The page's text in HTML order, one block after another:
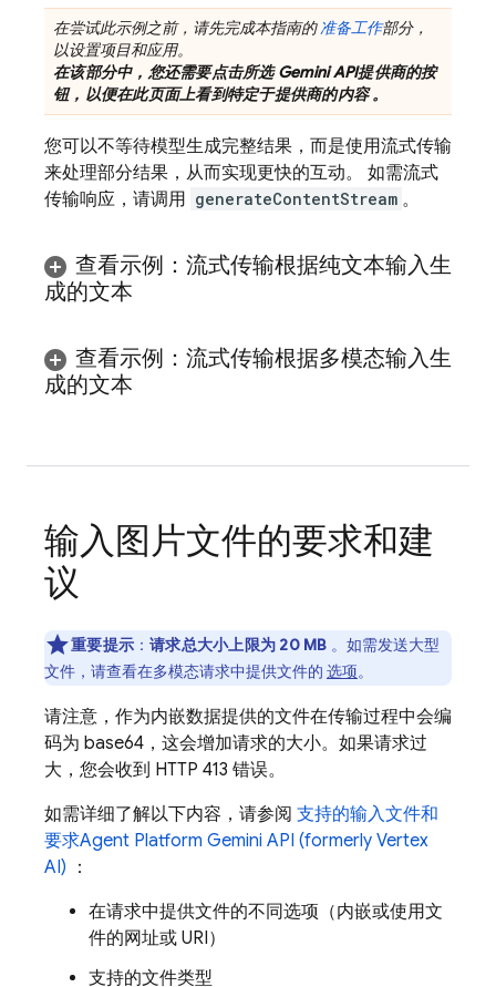
在尝试此示例之前，请先完成本指南的准备工作部分，
以设置项目和应用。
在该部分中，您还需要点击所选Gemini API提供商的按
钮，以便在此页面上看到特定于提供商的内容 。
您可以不等待模型生成完整结果，而是使用流式传输
来处理部分结果，从而实现更快的互动。 如需流式
传输响应，请调用 generateContentStream 。
查看示例：流式传输根据纯文本输入生
成的文本
查看示例：流式传输根据多模态输入生
成的文本
输入图片文件的要求和建
议
重要提示 ： 请求总大小上限为 20 MB 。如需发送大型
文件，请查看在多模态请求中提供文件的 选项。
请注意，作为内嵌数据提供的文件在传输过程中会编
码为 base64，这会增加请求的大小。如果请求过
大，您会收到 HTTP 413 错误。
如需详细了解以下内容，请参阅 支持的输入文件和
要求Agent Platform Gemini API (formerly Vertex
AI) ：
在请求中提供文件的不同选项（内嵌或使用文
件的网址或 URI）
支持的文件类型